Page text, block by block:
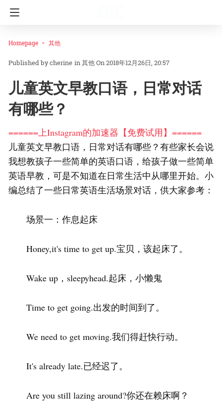
Homepage 其他
cherine in其他On 2018年12月26日, 20:57
儿童英文早教口语，日常对话
有哪些？
======上Instagram的加速器【免费试用】======
儿童英文早教口语，日常对话有哪些？有些家长会说
我想教孩子一些简单的英语口语，给孩子做一些简单
英语早教，可是不知道在日常生活中从哪里开始。小
编总结了一些日常英语生活场景对话，供大家参考：
场景一：作息起床
Honey,it's time to get up.宝贝，该起床了。
Wake up，sleepyhead.起床，小懒鬼
Time to get going.出发的时间到了。
We need to get moving.我们得赶快行动。
It's already late.已经迟了。
Are you still lazing around?你还在赖床啊？